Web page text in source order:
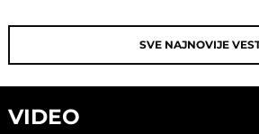
SVE NAJNOVIJE
VIDEO